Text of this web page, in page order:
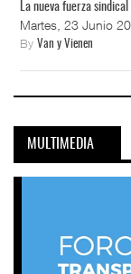
La nueva fuerza
Martes, 23 Junio
By Van y Vienen
MULTIMEDIA